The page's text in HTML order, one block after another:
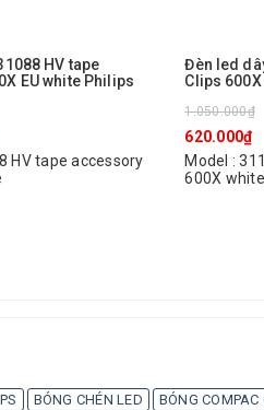
HV tape
EU white Philips
HV tape accessory
Đèn led
Clips
1.050.000₫
620.000₫
Model :
600X white
BÓNG CHÉN LED BÓNG COMPAC